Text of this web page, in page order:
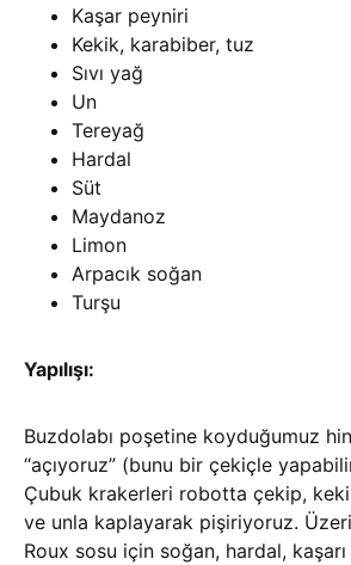
Kaşar peyniri
Kekik, karabiber, tuz
Sıvı yağ
Un
Tereyağ
Hardal
Süt
Maydanoz
Limon
Arpacık soğan
Turşu
Yapılışı:
Buzdolabı poşetine koyduğumuz
“açıyoruz” (bunu bir çekiçle
Çubuk krakerleri robotta çekip,
ve unla kaplayarak pişiriyoruz.
Roux sosu için soğan, hardal,